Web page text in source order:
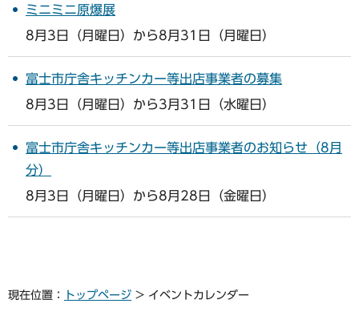
ミニミニ原爆展
8月3日（月曜日）から8月31日（月曜日）
富士市庁舎キッチンカー等出店事業者の募集
8月3日（月曜日）から3月31日（水曜日）
富士市庁舎キッチンカー等出店事業者のお知らせ（8月
分）
8月3日（月曜日）から8月28日（金曜日）
現在位置： トップページ > イベントカレンダー